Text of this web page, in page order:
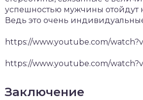
успешностью мужчины отойдут
Ведь это очень
https://www.youtube.com/
https://www.youtube.com/
Заключение